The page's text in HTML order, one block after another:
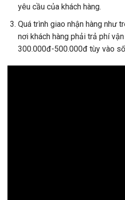
yêu cầu của khách hàng.
Quá trình giao nhận hàng như
nơi khách hàng phải trả phí
300.000đ-500.000đ tùy vào